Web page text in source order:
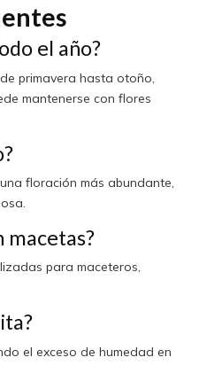
el año?
primavera hasta otoño,
mantenerse con flores
floración más abundante,
macetas?
para maceteros,
el exceso de humedad en